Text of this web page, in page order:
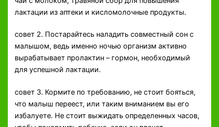
лактации из аптеки и кисломолочные продукты.
совет 2. Постарайтесь наладить совместный сон с
малышом, ведь именно ночью организм активно
вырабатывает пролактин – гормон, необходимый
для успешной лактации.
совет 3. Кормите по требованию, не стоит бояться,
что малыш переест, или таким вниманием вы его
избалуете. Не стоит выжидать определенных часов,